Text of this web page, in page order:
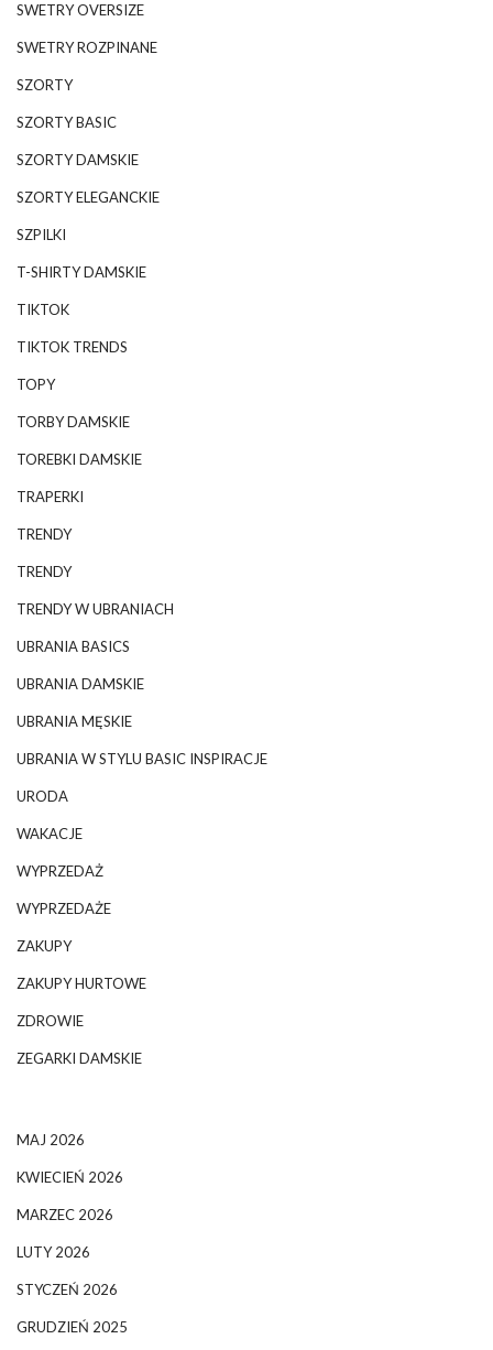
SWETRY OVERSIZE
SWETRY ROZPINANE
SZORTY
SZORTY BASIC
SZORTY DAMSKIE
SZORTY ELEGANCKIE
SZPILKI
T-SHIRTY DAMSKIE
TIKTOK
TIKTOK TRENDS
TOPY
TORBY DAMSKIE
TOREBKI DAMSKIE
TRAPERKI
TRENDY
TRENDY
TRENDY W UBRANIACH
UBRANIA BASICS
UBRANIA DAMSKIE
UBRANIA MĘSKIE
UBRANIA W STYLU BASIC INSPIRACJE
URODA
WAKACJE
WYPRZEDAŻ
WYPRZEDAŻE
ZAKUPY
ZAKUPY HURTOWE
ZDROWIE
ZEGARKI DAMSKIE
MAJ 2026
KWIECIEŃ 2026
MARZEC 2026
LUTY 2026
STYCZEŃ 2026
GRUDZIEŃ 2025